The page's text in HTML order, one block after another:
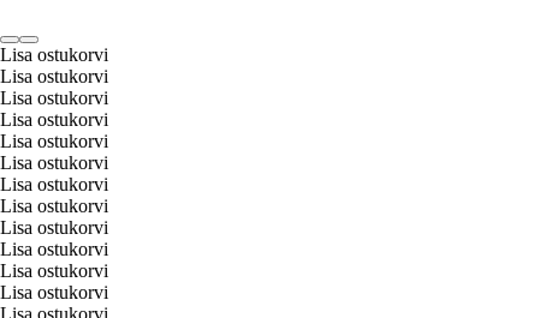
Lisa ostukorvi
Lisa ostukorvi
Lisa ostukorvi
Lisa ostukorvi
Lisa ostukorvi
Lisa ostukorvi
Lisa ostukorvi
Lisa ostukorvi
Lisa ostukorvi
Lisa ostukorvi
Lisa ostukorvi
Lisa ostukorvi